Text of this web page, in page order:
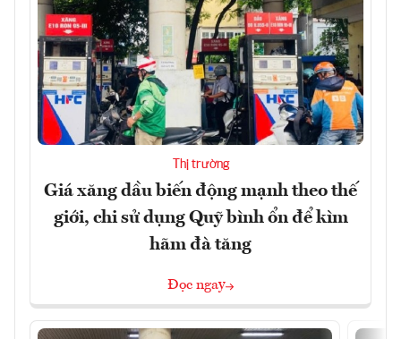
Thị trường
Giá xăng dầu biến động mạnh theo thế
giới, chi sử dụng Quỹ bình ổn để kìm
hãm đà tăng
Đọc ngay